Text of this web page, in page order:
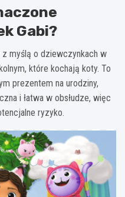
Gabi?
z myślą o dziewczynkach w
które kochają koty. To
prezentem na urodziny,
i łatwa w obsłudze, więc
ryzyko.